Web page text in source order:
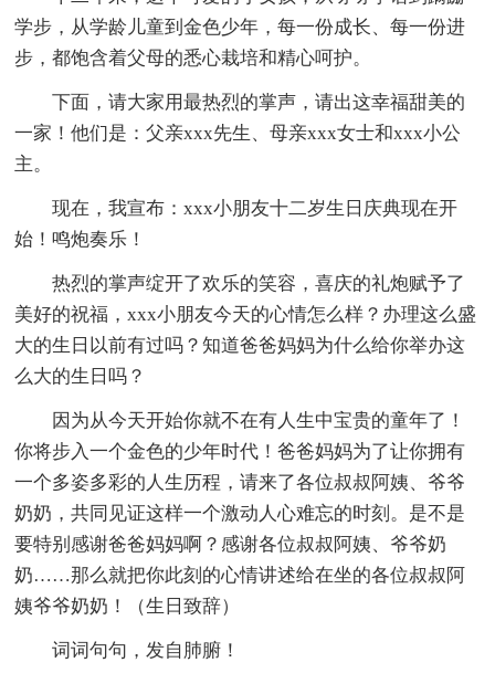
学步，从学龄儿童到金色少年，每一份成长、每一份进
步，都饱含着父母的悉心栽培和精心呵护。
下面，请大家用最热烈的掌声，请出这幸福甜美的
一家！他们是：父亲xxx先生、母亲xxx女士和xxx小公
主。
现在，我宣布：xxx小朋友十二岁生日庆典现在开
始！鸣炮奏乐！
热烈的掌声绽开了欢乐的笑容，喜庆的礼炮赋予了
美好的祝福，xxx小朋友今天的心情怎么样？办理这么盛
大的生日以前有过吗？知道爸爸妈妈为什么给你举办这
么大的生日吗？
因为从今天开始你就不在有人生中宝贵的童年了！
你将步入一个金色的少年时代！爸爸妈妈为了让你拥有
一个多姿多彩的人生历程，请来了各位叔叔阿姨、爷爷
奶奶，共同见证这样一个激动人心难忘的时刻。是不是
要特别感谢爸爸妈妈啊？感谢各位叔叔阿姨、爷爷奶
奶……那么就把你此刻的心情讲述给在坐的各位叔叔阿
姨爷爷奶奶！（生日致辞）
词词句句，发自肺腑！